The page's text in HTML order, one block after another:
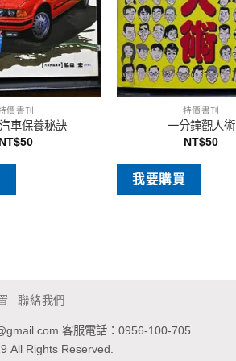
價書刊
車保養秘訣
NT$50
特價書刊
一分鐘觀人術
NT$50
我要購買
聯絡我們
客服電話：0956-100-705
All Rights Reserved.